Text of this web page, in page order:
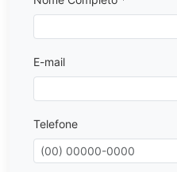
E-mail
Telefone